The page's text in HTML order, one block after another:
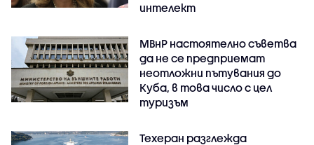
интелект
МВнР настоятелно съветва
да не се предприемат
неотложни пътувания до
Куба, в това число с цел
туризъм
Техеран разглежда